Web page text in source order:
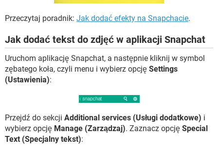
Przeczytaj poradnik: Jak dodać efekty na Snapchacie.
Jak dodać tekst do zdjęć w aplikacji Snapchat
Uruchom aplikację Snapchat, a następnie kliknij w symbol
zębatego koła, czyli menu i wybierz opcję Settings
(Ustawienia):
Przejdź do sekcji Additional services (Usługi dodatkowe) i
wybierz opcję Manage (Zarządzaj). Zaznacz opcję Special
Text (Specjalny tekst):